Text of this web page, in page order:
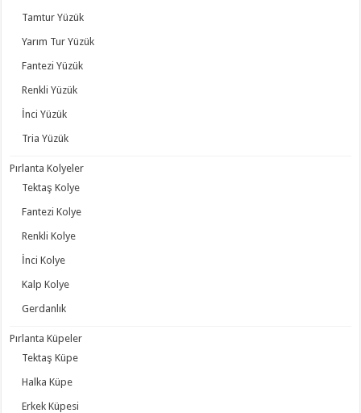
Tamtur Yüzük
Yarım Tur Yüzük
Fantezi Yüzük
Renkli Yüzük
İnci Yüzük
Tria Yüzük
Pırlanta Kolyeler
Tektaş Kolye
Fantezi Kolye
Renkli Kolye
İnci Kolye
Kalp Kolye
Gerdanlık
Pırlanta Küpeler
Tektaş Küpe
Halka Küpe
Erkek Küpesi